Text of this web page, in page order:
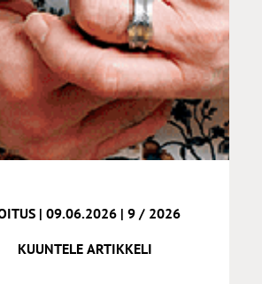
| 09.06.2026 | 9 / 2026
KUUNTELE ARTIKKELI